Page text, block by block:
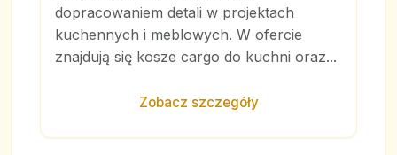
dopracowaniem detali w projektach
kuchennych i meblowych. W ofercie
znajdują się kosze cargo do kuchni oraz...
Zobacz szczegóły